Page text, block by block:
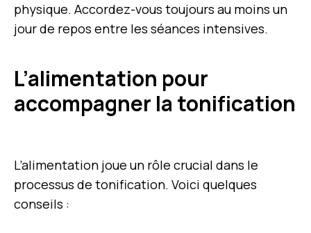
physique. Accordez-vous toujours au moins un
jour de repos entre les séances intensives.
L’alimentation pour
accompagner la tonification
L’alimentation joue un rôle crucial dans le
processus de tonification. Voici quelques
conseils :